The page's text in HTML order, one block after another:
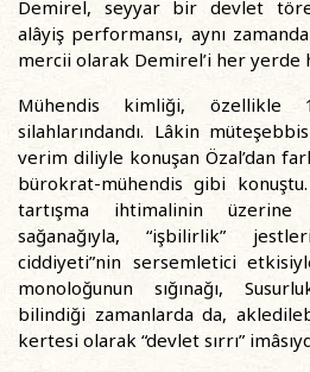
Demirel, seyyar bir devlet
alâyiş performansı, aynı
mercii olarak Demirel’i her yerde
Mühendis kimliği, özellikle
silahlarındandı. Lâkin
verim diliyle konuşan Özal’dan
bürokrat-mühendis gibi
tartışma ihtimalinin
sağanağıyla, “işbilirlik”
ciddiyeti”nin sersemletici
monoloğunun sığınağı,
bilindiği zamanlarda da,
kertesi olarak “devlet sırrı”